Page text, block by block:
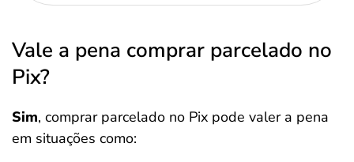
Vale a pena comprar parcelado no
Pix?
Sim, comprar parcelado no Pix pode valer a pena
em situações como: